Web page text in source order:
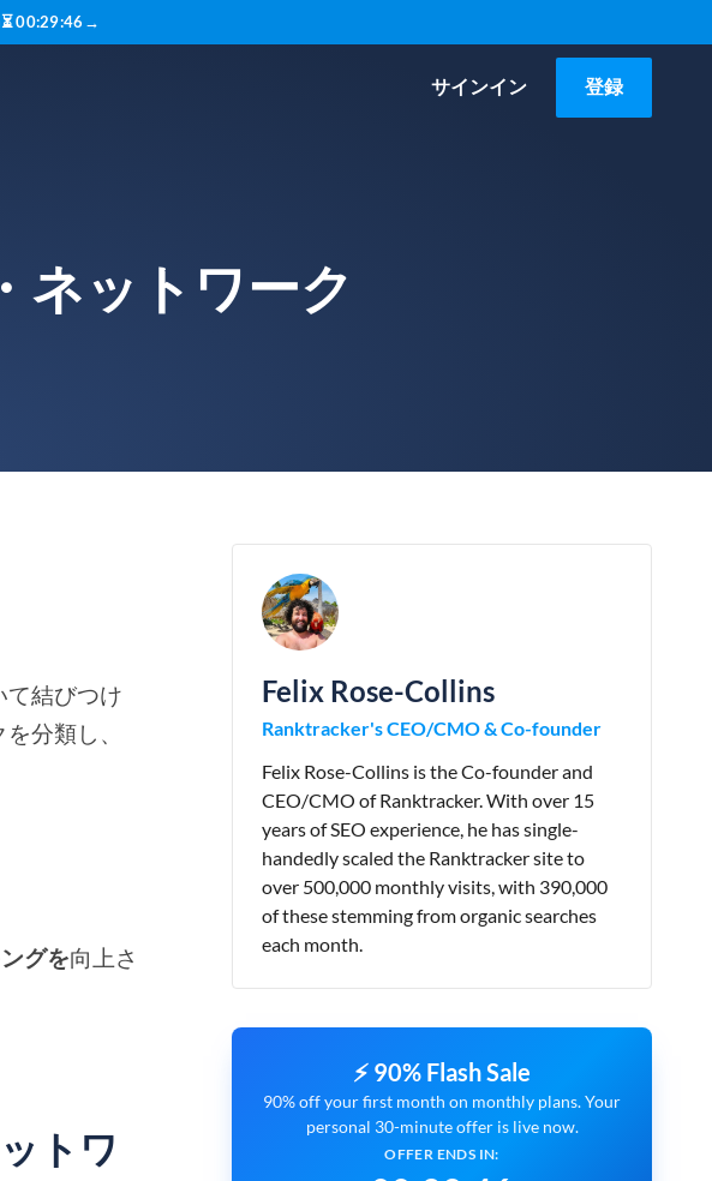
⏳00:29:45 →
サインイン 登録
ネットワーク
て結びつけ
分類し、
グを向上さ
トワ
Felix Rose-Collins
Ranktracker's CEO/CMO & Co-founder
Felix Rose-Collins is the Co-founder and
CEO/CMO of Ranktracker. With over 15
years of SEO experience, he has single-
handedly scaled the Ranktracker site to
over 500,000 monthly visits, with 390,000
of these stemming from organic searches
each month.
⚡ 90% Flash Sale
90% off your first month on monthly plans. Your
personal 30-minute offer is live now.
OFFER ENDS IN: